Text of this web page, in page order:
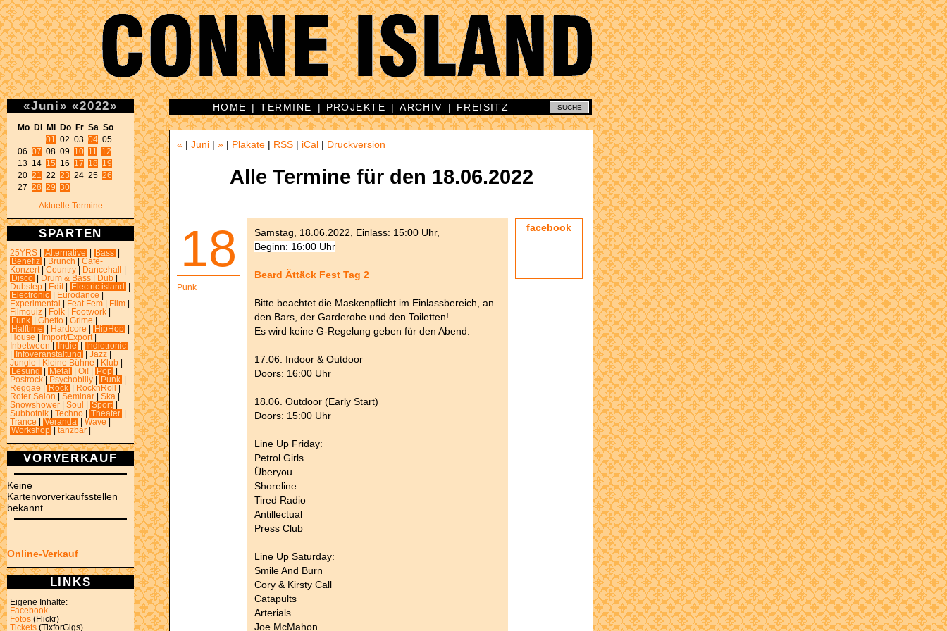
«Juni » «2022»
Mo Di Mi Do Fr Sa So
01
02 03 04 05
06 07 08 09 10 11
12
13 14 15 16 17 18
19
20 21 22 23 24 25 26
27 28 29 30
Aktuelle Termine
SPARTEN
25YRS Alternative Bass
Benefiz
Brunch
Café-
Konzert
Country Dancehall
Disco
Drum & Bass Dub
Dubstep
Edit Electric island
Electronic
Eurodance
Experimental
Feat.Fem Film
Filmquiz
Folk Footwork
Funk
Ghetto Grime
Halftime
Hardcore HipHop
House
Import/Export
Inbetween
Indie
Indietronic
Infoveranstaltung Jazz
Jungle
Kleine Bühne Klub
Lesung
Metal Oi! Pop
Postrock
Psychobilly Punk
Reggae
Rock RocknRoll
Roter Salon
Seminar Ska
Snowshower
Soul Sport
Subbotnik
Techno Theater
Trance
Veranda Wave
Workshop
tanzbar
VORVERKAUF
Keine
Kartenvorverkaufsstellen
bekannt.
Online-Verkauf
LINKS
Eigene Inhalte:
Facebook
Fotos (Flickr)
Tickets (TixforGigs)
HOME |TERMINE | PROJEKTE |ARCHIV | FREISITZ
« | Juni | » | Plakate | RSS | iCal | Druckversion
Alle Termine für den 18.06.2022
18
Punk
facebook
Samstag, 18.06.2022, Einlass: 15:00 Uhr,
Beginn: 16:00 Uhr
Beard Ättäck Fest Tag 2
Bitte beachtet die Maskenpflicht im Einlassbereich, an
den Bars, der Garderobe und den Toiletten!
Es wird keine G-Regelung geben für den Abend.
17.06. Indoor & Outdoor
Doors: 16:00 Uhr
18.06. Outdoor (Early Start)
Doors: 15:00 Uhr
Line Up Friday:
Petrol Girls
Überyou
Shoreline
Tired Radio
Antillectual
Press Club
Line Up Saturday:
Smile And Burn
Cory & Kirsty Call
Catapults
Arterials
Joe McMahon